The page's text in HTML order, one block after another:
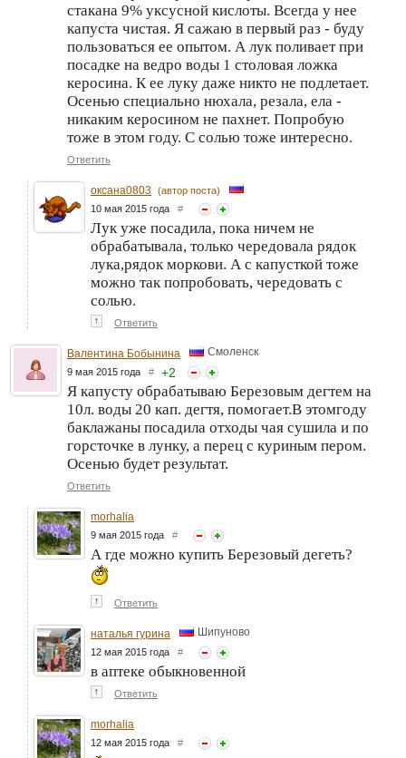
стакана 9% уксусной кислоты. Всегда у нее
капуста чистая. Я сажаю в первый раз - буду
пользоваться ее опытом. А лук поливает при
посадке на ведро воды 1 столовая ложка
керосина. К ее луку даже никто не подлетает.
Осенью специально нюхала, резала, ела -
никаким керосином не пахнет. Попробую
тоже в этом году. С солью тоже интересно.
Ответить
оксана0803 (автор поста)
10 мая 2015 года #
Лук уже посадила, пока ничем не
обрабатывала, только чередовала рядок
лука,рядок моркови. А с капусткой тоже
можно так попробовать, чередовать с
солью.
↑ Ответить
Валентина Бобынина Смоленск
9 мая 2015 года # +2
Я капусту обрабатываю Березовым дегтем на
10л. воды 20 кап. дегтя, помогает.В этомгоду
баклажаны посадила отходы чая сушила и по
горсточке в лунку, а перец с куриным пером.
Осенью будет результат.
Ответить
morhalia
9 мая 2015 года #
А где можно купить Березовый дегеть?
↑ Ответить
наталья гурина Шипуново
12 мая 2015 года #
в аптеке обыкновенной
↑ Ответить
morhalia
12 мая 2015 года #